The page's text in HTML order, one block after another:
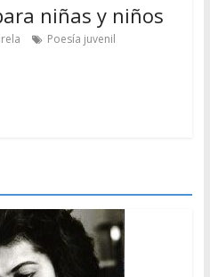
niñas y niños
Poesía juvenil